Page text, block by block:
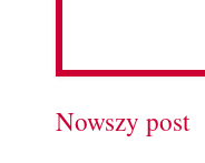
Nowszy post